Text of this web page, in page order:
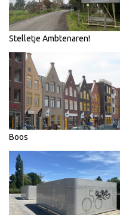
Stelletje Ambtenaren!
Boos